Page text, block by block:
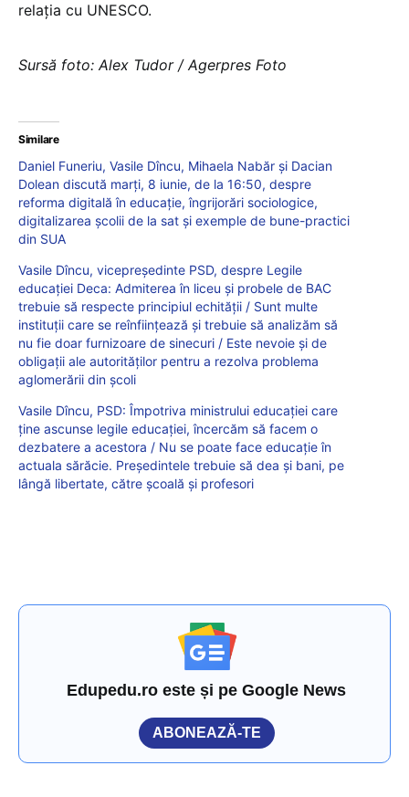
relația cu UNESCO.
Sursă foto: Alex Tudor / Agerpres Foto
Similare
Daniel Funeriu, Vasile Dîncu, Mihaela Nabăr și Dacian
Dolean discută marți, 8 iunie, de la 16:50, despre
reforma digitală în educație, îngrijorări sociologice,
digitalizarea școlii de la sat și exemple de bune-practici
din SUA
Vasile Dîncu, vicepreședinte PSD, despre Legile
educației Deca: Admiterea în liceu și probele de BAC
trebuie să respecte principiul echității / Sunt multe
instituții care se reînființează și trebuie să analizăm să
nu fie doar furnizoare de sinecuri / Este nevoie și de
obligații ale autorităților pentru a rezolva problema
aglomerării din școli
Vasile Dîncu, PSD: Împotriva ministrului educației care
ține ascunse legile educației, încercăm să facem o
dezbatere a acestora / Nu se poate face educație în
actuala sărăcie. Președintele trebuie să dea și bani, pe
lângă libertate, către școală și profesori
Edupedu.ro este și pe Google News
ABONEAZĂ-TE